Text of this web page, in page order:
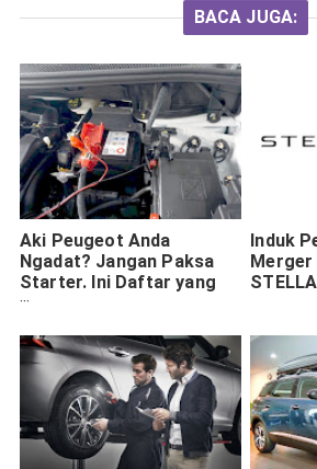
BACA JUGA:
Aki Peugeot Anda
Ngadat? Jangan Paksa
Starter. Ini Daftar yang
Perlu Dicek
Induk
Merger